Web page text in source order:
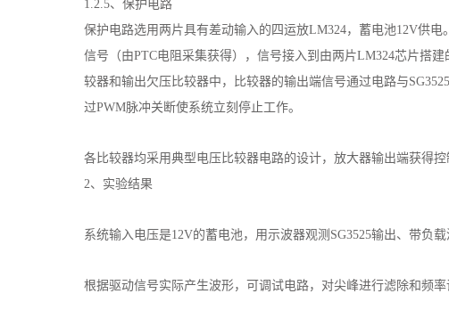
1.2.5、保护电路
保护电路选用两片具有差动输入的四运放LM324，蓄电池12V供
信号（由PTC电阻采集获得），信号接入到由两片LM324芯片搭
较器和输出欠压比较器中，比较器的输出端信号通过电路与
过PWM脉冲关断使系统立刻停止工作。
各比较器均采用典型电压比较器电路的设计，放大器输出端获得控
2、实验结果
系统输入电压是12V的蓄电池，用示波器观测SG3525输出、带负
根据驱动信号实际产生波形，可调试电路，对尖峰进行滤除和频率